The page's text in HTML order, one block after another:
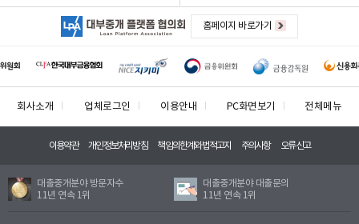
홈페이지 바로가기
회사소개 업체로그인 이용안내 PC화면보기 전체메뉴
이용약관 개인정보처리방침 책임의한계와법적고지 주의사항 오류신고
대출중개분야 방문자수
11년 연속 1위
대출중개분야 대출문의
11년 연속 1위